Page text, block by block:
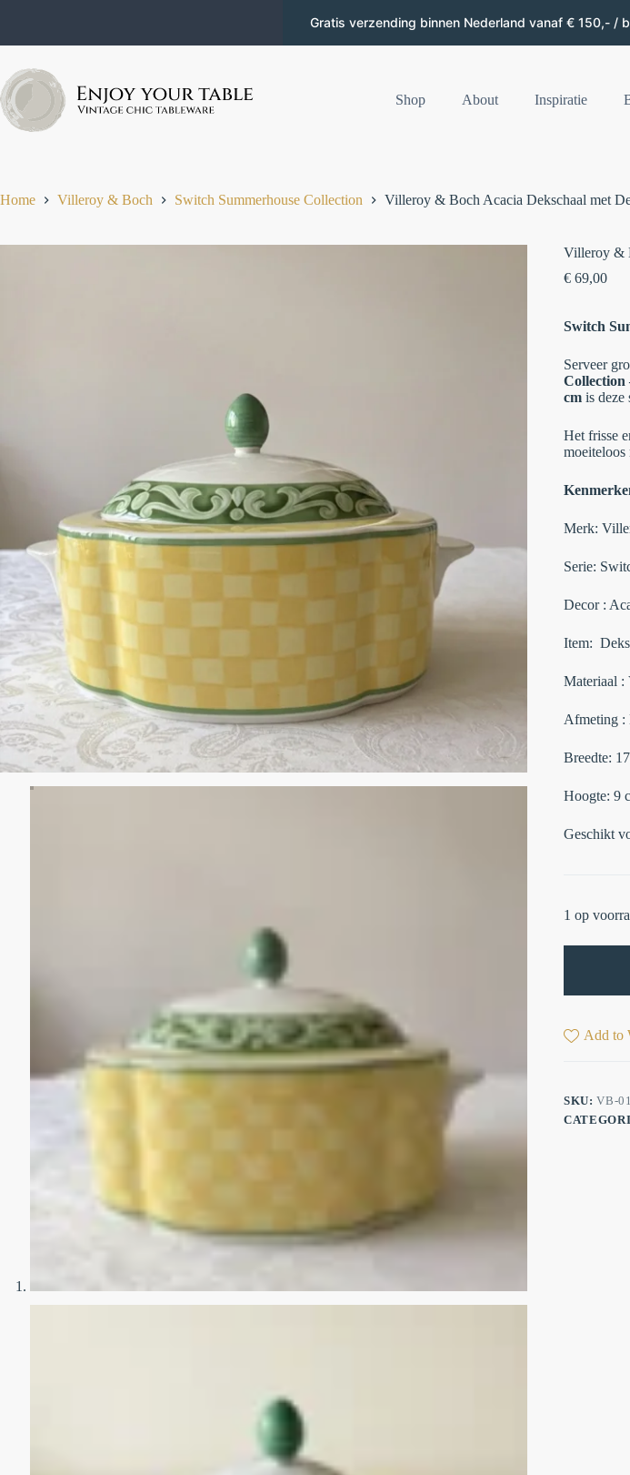
Gratis verzending binnen Nederland vanaf € 150,- /
Shop About Inspiratie
Home Villeroy & Boch Switch Summerhouse Collection Villeroy & Boch Acacia Dekschaal met
Villeroy &
€ 69,00
Switch
Serveer
Collection
cm is deze
Het frisse
moeiteloos
Merk:
Serie:
Decor :
Item:
Materiaal :
Afmeting :
Breedte:
Hoogte: 9
Geschikt
1 op
Add to
SKU:VB-